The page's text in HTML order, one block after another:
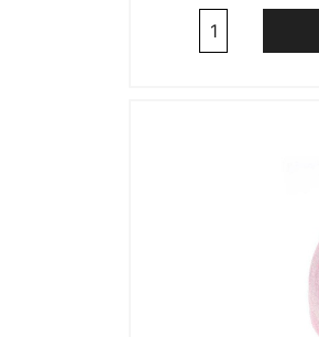
Cantitate